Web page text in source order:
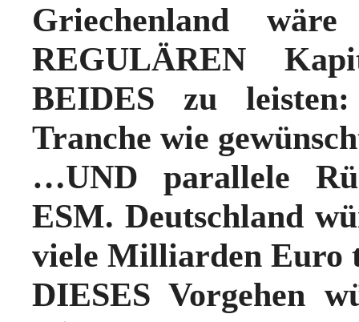
Griechenland
REGULÄREN
BEIDES zu
Tranche wie
…UND parallele
ESM. Deutschland
viele Milliarden Euro
DIESES Vorgehen